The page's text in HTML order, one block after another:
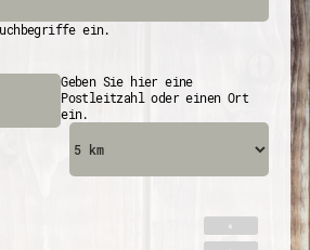
ein.
Geben Sie hier eine
Postleitzahl oder einen Ort
ein.